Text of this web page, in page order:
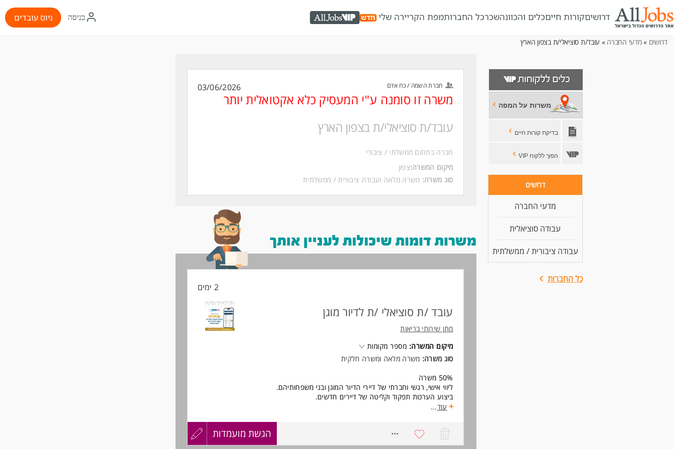
דרושיםקורות חייםכלים והכוונהשכרכל החברותמפת הקריירה שלי AllJobs VIP
איקון
התחברות
כניסה גיוס עובדים
דרושים »מדעי החברה » עובד/ת סוציאלי/ת בצפון הארץ
משרות על המפה
בדיקת קורות חיים
הפוך ללקוח VIP
דרושים
מדעי החברה
עבודה סוציאלית
עבודה ציבורית / ממשלתית
כל החברות
חברת השמה / כח אדם 03/06/2026
משרה זו סומנה ע"י המעסיק כלא אקטואלית יותר
עובד/ת סוציאלי/ת בצפון הארץ
חברה בתחום ממשלתי / ציבורי
מיקום המשרה:צפון
סוג משרה: משרה מלאה ועבודה ציבורית / ממשלתית
משרות דומות שיכולות לעניין אותך
2 ימים
עובד /ת סוציאלי /ת לדיור מוגן
מתן שירותי בריאות
מיקום המשרה: מספר מקומות
סוג משרה: משרה מלאה ומשרה חלקית
50% משרה
ליווי אישי, רגשי וחברתי של דיירי הדיור המוגן ובני משפחותיהם.
ביצוע הערכות תפקוד וקליטה של דיירים חדשים.
בניית תוכניות טיפול ומעקב אחר יישומן.
עבודה שוטפת מול משפחות, גורמי רווחה, קופות חולים וגורמים בקהילה.
השתתפות בישיבות צוות רב-מקצועיות ושיתוף פעולה עם כלל אנשי המקצוע.
איתור צרכים ומתן מענה בתחומים חברתיים, רגשיים ותפקודיים.
עוד...
הגשת מועמדות
עדכון